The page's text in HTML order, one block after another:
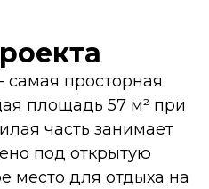
просторная
площадь 57 м² при
часть занимает
под открытую
место для отдыха на